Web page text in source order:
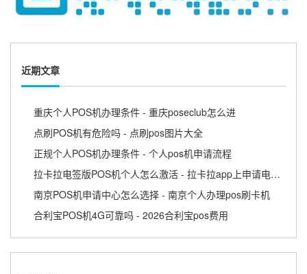
近期文章
重庆个人POS机办理条件 - 重庆poseclub怎么进
点刷POS机有危险吗 - 点刷pos图片大全
正规个人POS机办理条件 - 个人pos机申请流程
拉卡拉电签版POS机个人怎么激活 - 拉卡拉app上申请电签pos需要收费吗
南京POS机申请中心怎么选择 - 南京个人办理pos刷卡机
合利宝POS机4G可靠吗 - 2026合利宝pos费用